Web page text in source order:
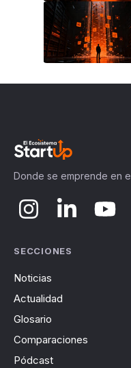
Donde se emprende en
SECCIONES
Noticias
Actualidad
Glosario
Comparaciones
Pódcast